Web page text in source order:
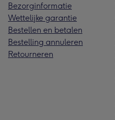
Bezorginformatie
Wettelijke garantie
Bestellen en betalen
Bestelling annuleren
Retourneren